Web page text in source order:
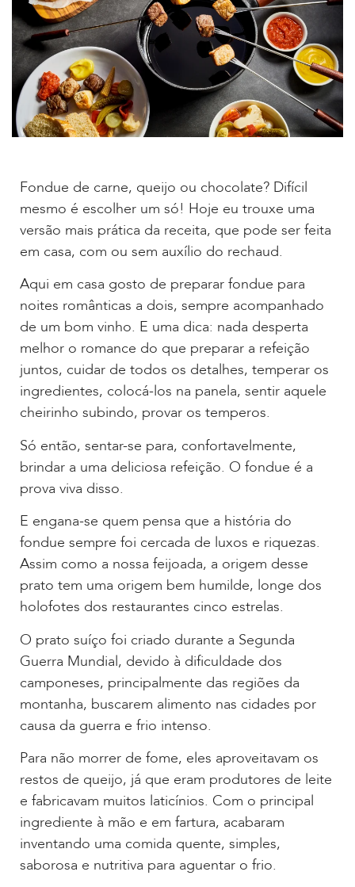
Fondue de carne, queijo ou chocolate? Difícil
mesmo é escolher um só! Hoje eu trouxe uma
versão mais prática da receita, que pode ser feita
em casa, com ou sem auxílio do rechaud.
Aqui em casa gosto de preparar fondue para
noites românticas a dois, sempre acompanhado
de um bom vinho. E uma dica: nada desperta
melhor o romance do que preparar a refeição
juntos, cuidar de todos os detalhes, temperar os
ingredientes, colocá-los na panela, sentir aquele
cheirinho subindo, provar os temperos.
Só então, sentar-se para, confortavelmente,
brindar a uma deliciosa refeição. O fondue é a
prova viva disso.
E engana-se quem pensa que a história do
fondue sempre foi cercada de luxos e riquezas.
Assim como a nossa feijoada, a origem desse
prato tem uma origem bem humilde, longe dos
holofotes dos restaurantes cinco estrelas.
O prato suíço foi criado durante a Segunda
Guerra Mundial, devido à dificuldade dos
camponeses, principalmente das regiões da
montanha, buscarem alimento nas cidades por
causa da guerra e frio intenso.
Para não morrer de fome, eles aproveitavam os
restos de queijo, já que eram produtores de leite
e fabricavam muitos laticínios. Com o principal
ingrediente à mão e em fartura, acabaram
inventando uma comida quente, simples,
saborosa e nutritiva para aguentar o frio.